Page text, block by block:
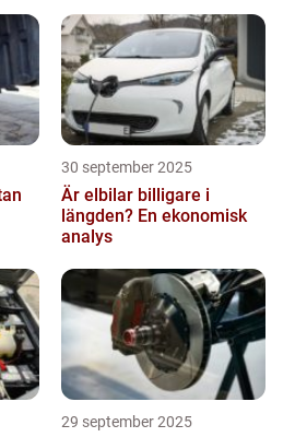
30 september 2025
Är elbilar billigare i
längden? En ekonomisk
analys
29 september 2025